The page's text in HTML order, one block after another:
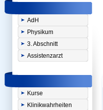
AdH
Physikum
3. Abschnitt
Assistenzarzt
Kurse
Klinikwahrheiten